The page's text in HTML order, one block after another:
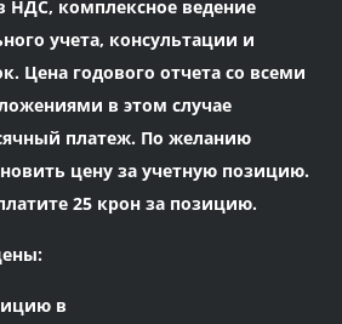
НДС, комплексное ведение
учета, консультации и
Цена годового отчета со всеми
в этом случае
платеж. По желанию
цену за учетную позицию.
25 крон за позицию.
в